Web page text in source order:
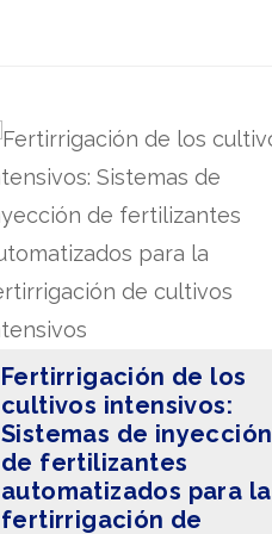
Fertirrigación de los
cultivos intensivos:
Sistemas de inyección
de fertilizantes
automatizados para la
fertirrigación de